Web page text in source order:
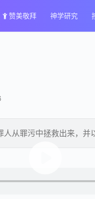
赞美敬拜 神学研究
从罪污中拯救出来，并